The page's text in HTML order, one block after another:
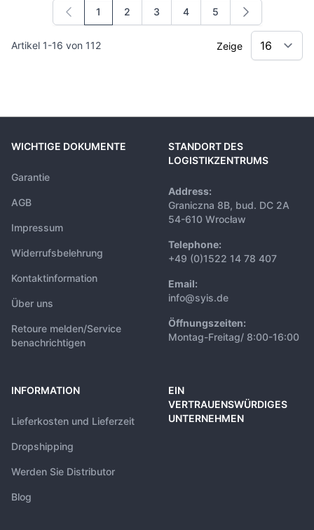
Artikel 1-16 von 112
Sie lesen gerade die Seite
1 Seite
2 Seite
3 Seite
4 Seite
5
Zeige
WICHTIGE DOKUMENTE
Garantie
AGB
Impressum
Widerrufsbelehrung
Kontaktinformation
Über uns
Retoure melden/Service
benachrichtigen
STANDORT DES
LOGISTIKZENTRUMS
Address:
Graniczna 8B, bud. DC 2A
54-610 Wrocław
Telephone:
+49 (0)1522 14 78 407
Email:
info@syis.de
Öffnungszeiten:
Montag-Freitag/ 8:00-16:00
INFORMATION
Lieferkosten und Lieferzeit
Dropshipping
Werden Sie Distributor
Blog
EIN
VERTRAUENSWÜRDIGES
UNTERNEHMEN